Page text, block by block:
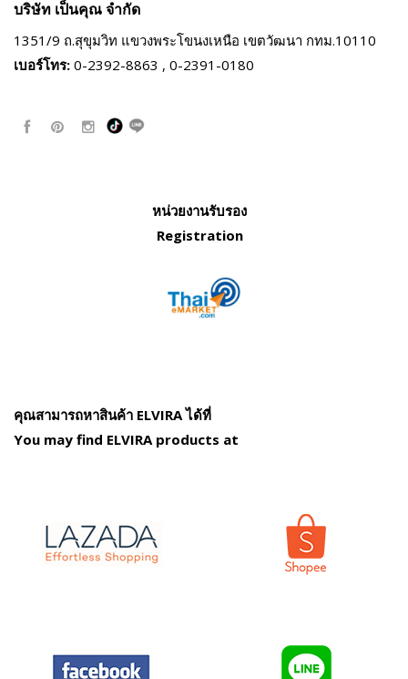
บริษัท เป็นคุณ จำกัด
1351/9 ถ.สุขุมวิท แขวงพระโขนงเหนือ เขตวัฒนา กทม.10110
เบอร์โทร: 0-2392-8863 , 0-2391-0180
หน่วยงานรับรอง
Registration
คุณสามารถหาสินค้า ELVIRA ได้ที่
You may find ELVIRA products at